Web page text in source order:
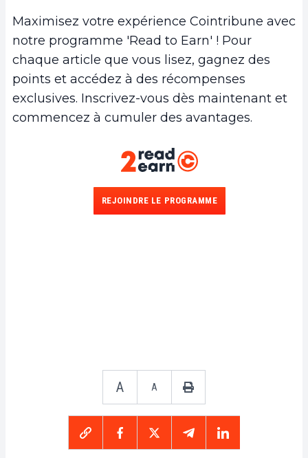
Maximisez votre expérience Cointribune avec
notre programme 'Read to Earn' ! Pour
chaque article que vous lisez, gagnez des
points et accédez à des récompenses
exclusives. Inscrivez-vous dès maintenant et
commencez à cumuler des avantages.
REJOINDRE LE PROGRAMME
A A